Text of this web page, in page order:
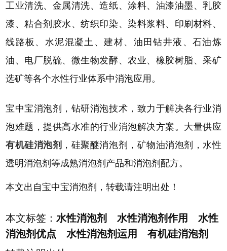
工业清洗、金属清洗、造纸、涂料、油漆油墨、乳胶
漆、粘合剂胶水、纺织印染、染料浆料、印刷材料、
线路板、水泥混凝土、建材、油田钻井液、石油炼
油、电厂脱硫、微生物发酵、农业、橡胶树脂、采矿
选矿等各个水性行业体系中消泡应用。
宝中宝消泡剂，钻研消泡技术，致力于解决各行业消
泡难题，提供高水准的行业消泡解决方案。大量供应
有机硅消泡剂 ，硅聚醚消泡剂，矿物油消泡剂，水性
透明消泡剂等成熟消泡剂产品和消泡剂配方。
本文出自宝中宝消泡剂，转载请注明出处！
本文标签：水性消泡剂 水性消泡剂作用 水性
消泡剂优点 水性消泡剂运用 有机硅消泡剂